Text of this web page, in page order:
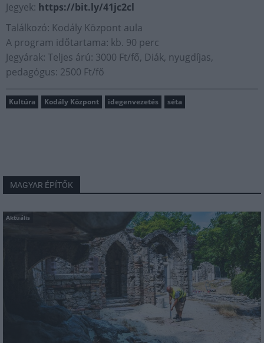
Jegyek: https://bit.ly/41jc2cl
Találkozó: Kodály Központ aula
A program időtartama: kb. 90 perc
Jegyárak: Teljes árú: 3000 Ft/fő, Diák, nyugdíjas,
pedagógus: 2500 Ft/fő
Kultúra Kodály Központ idegenvezetés séta
MAGYAR ÉPÍTŐK
Aktuális